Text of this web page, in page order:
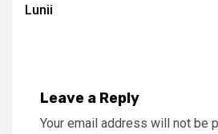
Lunii
Leave a Reply
Your email address will not be